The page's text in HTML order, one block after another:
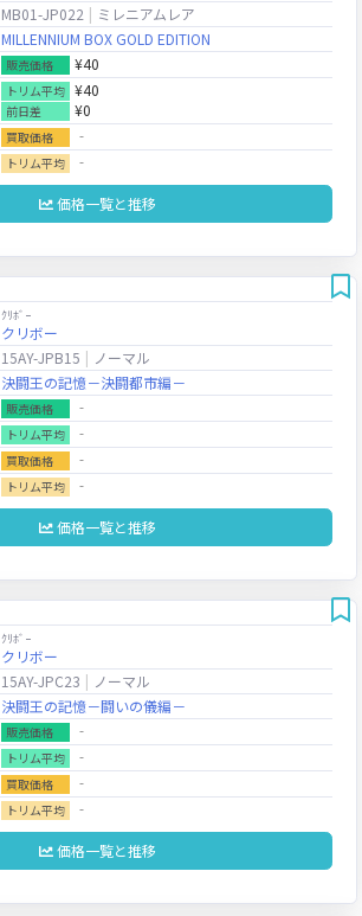
MB01-JP022
ミレニアムレア
MILLENNIUM BOX GOLD EDITION
販売価格 ¥40
トリム平均 ¥40
前日差 ¥0
買取価格 ‐
トリム平均 ‐
価格一覧と推移
ｸﾘﾎﾞｰ
クリボー
15AY-JPB15
ノーマル
決闘王の記憶－決闘都市編－
販売価格 ‐
トリム平均 ‐
買取価格 ‐
トリム平均 ‐
価格一覧と推移
ｸﾘﾎﾞｰ
クリボー
15AY-JPC23
ノーマル
決闘王の記憶－闘いの儀編－
販売価格 ‐
トリム平均 ‐
買取価格 ‐
トリム平均 ‐
価格一覧と推移